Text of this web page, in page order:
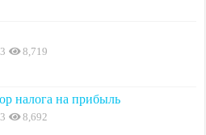
8,719
налога на прибыль
8,692